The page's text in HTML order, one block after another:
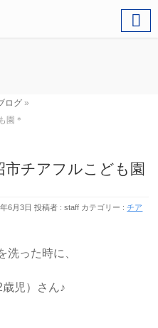
ログ »
＊
フルこども園
6月3日 投稿者 :staff カテゴリー :チア
洗った時に、
児）さん♪